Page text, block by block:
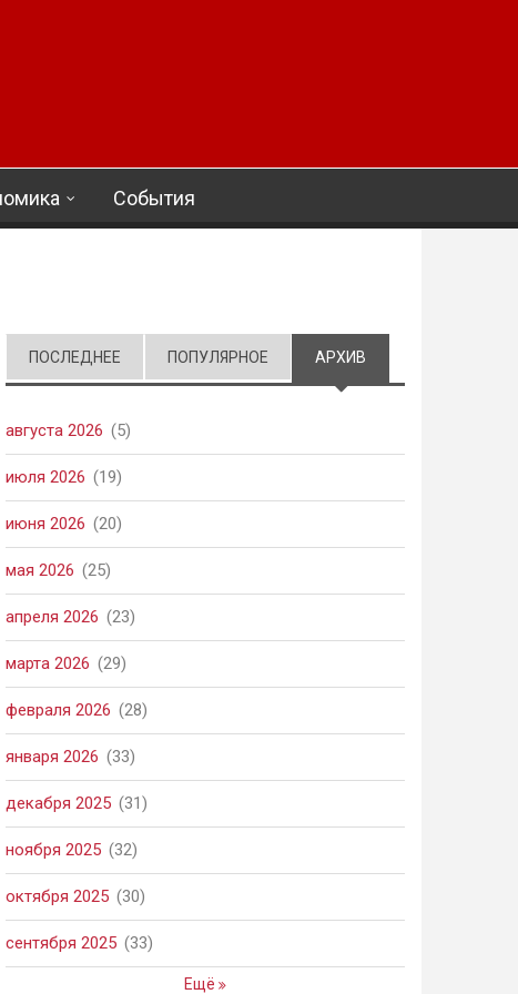
События
ПОСЛЕДНЕЕ ПОПУЛЯРНОЕ АРХИВ
августа 2026 (5)
июля 2026 (19)
июня 2026 (20)
мая 2026 (25)
апреля 2026 (23)
марта 2026 (29)
февраля 2026 (28)
января 2026 (33)
декабря 2025 (31)
ноября 2025 (32)
октября 2025 (30)
сентября 2025 (33)
Ещё